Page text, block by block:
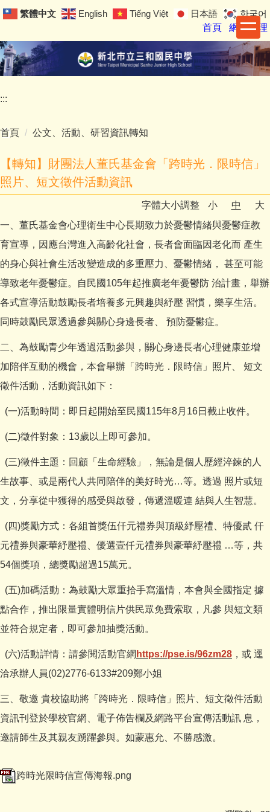
跳
要
內
區
繁體中文 English Tiếng Việt 日本語
한국어
首頁
網站管理
:::
首頁 公文、活動、研習資訊轉知
【轉知】財團法人董氏基金會「跨時光．限時信」
照片、短文徵件活動資訊
字體大小調整 小 中
大
一、董氏基金會心理衛生中心長期致力於憂鬱情緒與憂鬱症教
育宣導，因應台灣進入高齡化社會，長者會面臨因老化而 產生
的身心與社會生活改變造成的多重壓力、憂鬱情緒， 甚至可能
導致老年憂鬱症。自民國105年起推廣老年憂鬱防 治計畫，舉辦
各式宣導活動鼓勵長者培養多元興趣與紓壓 習慣，樂享生活。
同時鼓勵民眾透過參與關心身邊長者、 預防憂鬱症。
二、為鼓勵青少年透過活動參與，關心身邊長者心理健康並增
加陪伴互動的機會，本會舉辦「跨時光．限時信」照片、 短文
徵件活動，活動資訊如下：
(一)活動時間：即日起開始至民國115年8月16日截止收件。
(二)徵件對象：13歲以上即可參加。
(三)徵件主題：回顧「生命經驗」，無論是個人歷經淬鍊的人
生故事、或是兩代人共同陪伴的美好時光…等。透過 照片或短
文，分享從中獲得的感受與啟發，傳遞溫暖連 結與人生智慧。
(四)獎勵方式：各組首獎伍仟元禮券與頂級紓壓禮、特優貳 仟
元禮券與豪華紓壓禮、優選壹仟元禮券與豪華紓壓禮 …等，共
54個獎項，總獎勵超過15萬元。
(五)加碼活動：為鼓勵大眾重拾手寫溫情，本會與全國指定 據
點合作，推出限量實體明信片供民眾免費索取，凡參 與短文類
並符合規定者，即可參加抽獎活動。
(六)活動詳情：請參閱活動官網 https://pse.is/96zm28 ，或 逕
洽承辦人員(02)2776-6133#209鄭小姐
三、敬邀 貴校協助將「跨時光．限時信」照片、短文徵件活動
資訊刊登於學校官網、電子佈告欄及網路平台宣傳活動訊 息，
邀請師生及其親友踴躍參與。如蒙惠允、不勝感激。
跨時光限時信宣傳海報.png